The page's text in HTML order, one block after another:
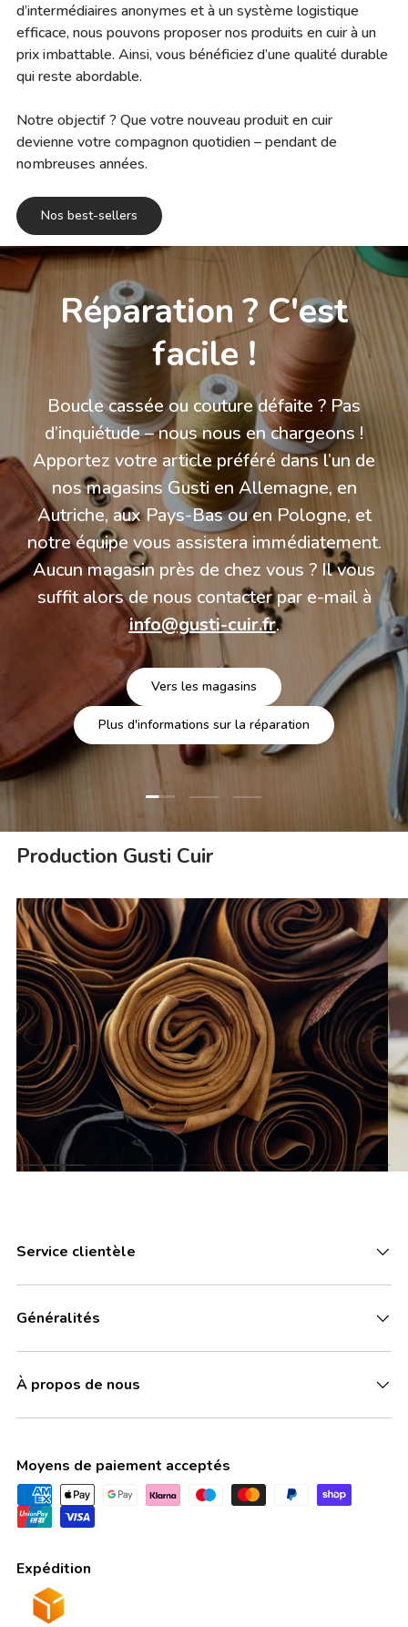
d’intermédiaires anonymes et à un système logistique
efficace, nous pouvons proposer nos produits en cuir à un
prix imbattable. Ainsi, vous bénéficiez d’une qualité durable
qui reste abordable.
Notre objectif ? Que votre nouveau produit en cuir
devienne votre compagnon quotidien – pendant de
nombreuses années.
Nos best-sellers
Réparation ? C'est
facile !
Boucle cassée ou couture défaite ? Pas
d’inquiétude – nous nous en chargeons !
Apportez votre article préféré dans l’un de
nos magasins Gusti en Allemagne, en
Autriche, aux Pays-Bas ou en Pologne, et
notre équipe vous assistera immédiatement.
Aucun magasin près de chez vous ? Il vous
suffit alors de nous contacter par e-mail à
info@gusti-cuir.fr.
Vers les magasins
Plus d'informations sur la réparation
Charger la diapositive 1 de 3
Charger la diapositive 2 de 3
Charger la diapositive 3
Production Gusti Cuir
Service clientèle
Généralités
À propos de nous
Moyens de paiement acceptés
Expédition